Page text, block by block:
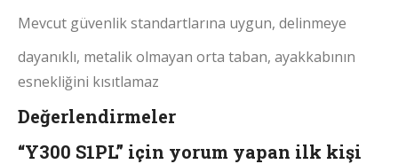
Mevcut güvenlik standartlarına uygun, delinmeye
dayanıklı, metalik olmayan orta taban, ayakkabının
esnekliğini kısıtlamaz
Değerlendirmeler
“Y300 S1PL” için yorum yapan ilk kişi